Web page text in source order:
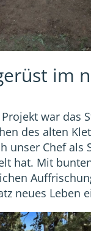
im
war das
des alten
unser Chef als
hat. Mit
neues Leben